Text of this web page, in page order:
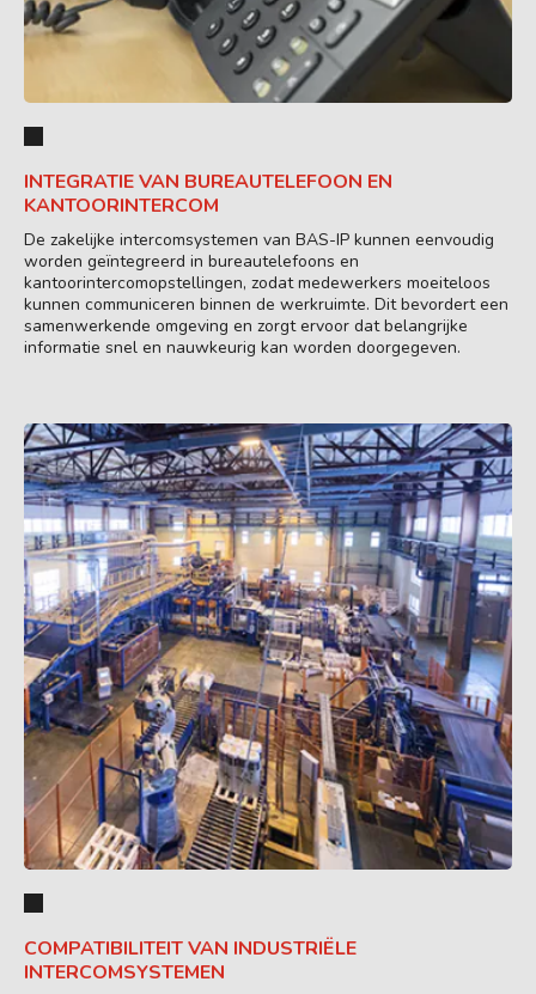
INTEGRATIE VAN BUREAUTELEFOON EN
KANTOORINTERCOM
De zakelijke intercomsystemen van BAS-IP kunnen eenvoudig
worden geïntegreerd in bureautelefoons en
kantoorintercomopstellingen, zodat medewerkers moeiteloos
kunnen communiceren binnen de werkruimte. Dit bevordert een
samenwerkende omgeving en zorgt ervoor dat belangrijke
informatie snel en nauwkeurig kan worden doorgegeven.
COMPATIBILITEIT VAN INDUSTRIËLE
INTERCOMSYSTEMEN